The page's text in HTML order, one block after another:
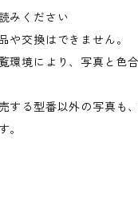
みください
や交換はできません。
環境により、写真と色
する型番以外の写真も
。